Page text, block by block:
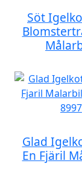
Söt
Glad
En Fjäril